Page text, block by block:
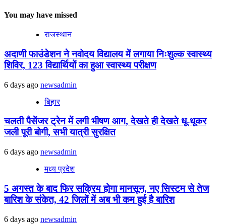
You may have missed
राजस्थान
अदाणी फाउंडेशन ने नवोदय विद्यालय में लगाया निःशुल्क स्वास्थ्य
शिविर, 123 विद्यार्थियों का हुआ स्वास्थ्य परीक्षण
6 days ago newsadmin
बिहार
चलती पैसेंजर ट्रेन में लगी भीषण आग, देखते ही देखते धू-धूकर
जली पूरी बोगी, सभी यात्री सुरक्षित
6 days ago newsadmin
मध्य प्रदेश
5 अगस्त के बाद फिर सक्रिय होगा मानसून, नए सिस्टम से तेज
बारिश के संकेत, 42 जिलों में अब भी कम हुई है बारिश
6 days ago newsadmin